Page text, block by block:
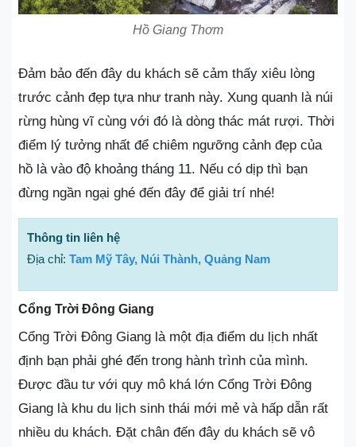
Hồ Giang Thơm
Đảm bảo đến đây du khách sẽ cảm thấy xiêu lòng
trước cảnh đẹp tựa như tranh này. Xung quanh là núi
rừng hùng vĩ cùng với đó là dòng thác mát rượi. Thời
điểm lý tưởng nhất để chiêm ngưỡng cảnh đẹp của
hồ là vào độ khoảng tháng 11. Nếu có dịp thì bạn
đừng ngần ngại ghé đến đây để giải trí nhé!
Thông tin liên hệ
Địa chỉ: Tam Mỹ Tây, Núi Thành, Quảng Nam
Cổng Trời Đông Giang
Cổng Trời Đông Giang là một địa điểm du lịch nhất
định bạn phải ghé đến trong hành trình của mình.
Được đầu tư với quy mô khá lớn Cổng Trời Đông
Giang là khu du lịch sinh thái mới mẻ và hấp dẫn rất
nhiều du khách. Đặt chân đến đây du khách sẽ vô